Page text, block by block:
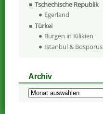
Tschechische Republik
Egerland
Türkei
Burgen in Kilikien
Istanbul & Bosporus
Archiv
Archiv